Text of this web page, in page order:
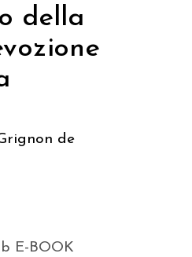
della
de
E-BOOK